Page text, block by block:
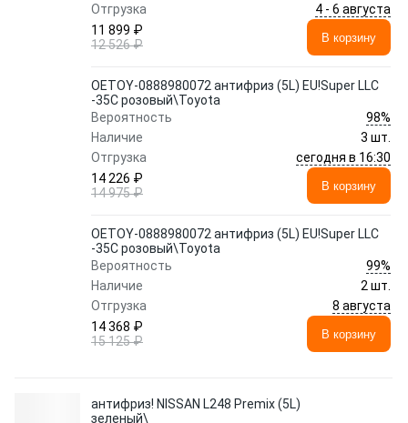
Отгрузка
4 - 6 августа
11 899 ₽
12 526 ₽
В корзину
OETOY-0888980072 антифриз (5L) EU!Super LLC
-35C розовый\Toyota
Вероятность
98%
Наличие
3 шт.
Отгрузка
сегодня в 16:30
14 226 ₽
14 975 ₽
В корзину
OETOY-0888980072 антифриз (5L) EU!Super LLC
-35C розовый\Toyota
Вероятность
99%
Наличие
2 шт.
Отгрузка
8 августа
14 368 ₽
15 125 ₽
В корзину
антифриз! NISSAN L248 Premix (5L)
зеленый\